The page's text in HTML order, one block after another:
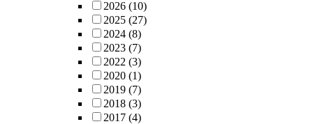
2026 (10)
2025 (27)
2024 (8)
2023 (7)
2022 (3)
2020 (1)
2019 (7)
2018 (3)
2017 (4)